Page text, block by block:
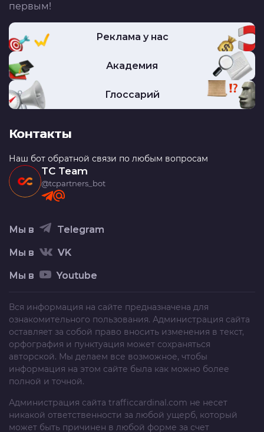
первым!
Реклама у нас
Академия
Глоссарий
Контакты
Наш бот обратной связи по любым вопросам
TC Team
@tcpartners_bot
Мы в Telegram
Мы в VK
Мы в Youtube
Вся информация на сайте предназначена для
ознакомительного пользования. Администрация сайта
оставляет за собой право вносить изменения в текст,
орфография и пунктуация может сохраняться
авторской. Мы делаем все возможное, чтобы
информация на этом сайте была как можно более
полной и точной.
Администрация сайта trafficcardinal.com не несет
никакой ответственности за любой ущерб, который
может быть причинен в любой форме за счет